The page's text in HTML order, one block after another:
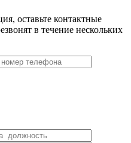
оставьте контактные
в течение нескольких